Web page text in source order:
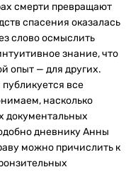
смерти превращают
спасения оказалась
слово осмыслить
знание, что
опыт — для других.
все
насколько
документальных
дневнику Анны
можно причислить к